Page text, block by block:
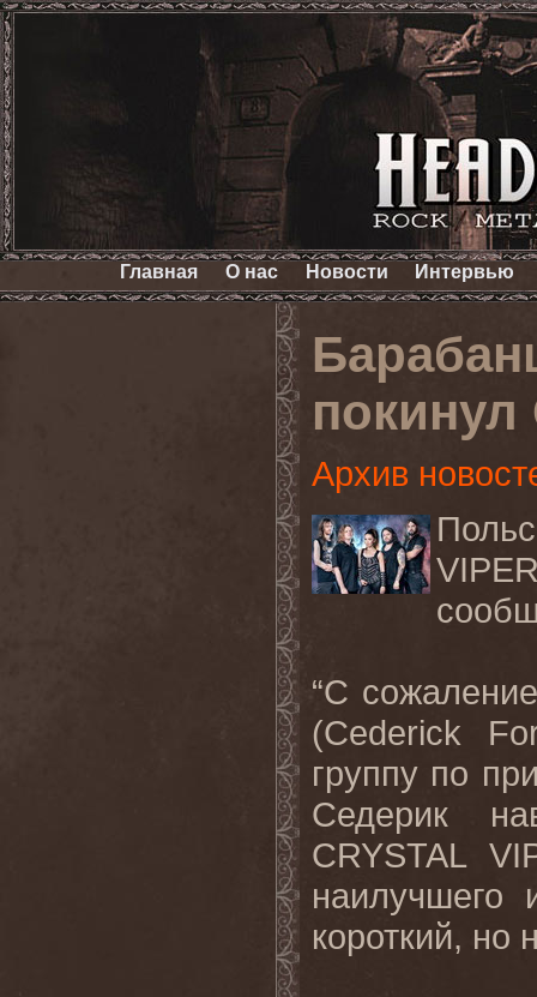
Главная О нас Новости Интервью
покинул
Архив
“С
(Cederick
группу по
Седерик
CRYSTAL
наилучшего
короткий, но